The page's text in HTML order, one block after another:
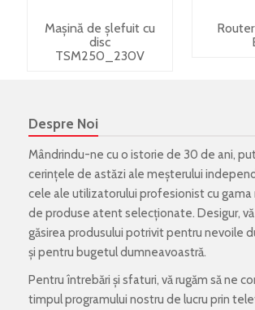
Mașină de șlefuit cu
disc
TSM250_230V
Despre Noi
Mândrindu-ne cu o istorie de 30 de ani,
cerințele de astăzi ale meșterului
cele ale utilizatorului profesionist cu gama
de produse atent selecționate. Desigur,
găsirea produsului potrivit pentru nevoile
și pentru bugetul dumneavoastră.
Pentru întrebări și sfaturi, vă rugăm să ne
timpul programului nostru de lucru prin